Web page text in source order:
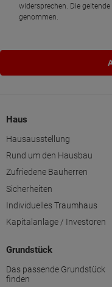
widersprechen. Die geltende
genommen.
Haus
Hausausstellung
Rund um den Hausbau
Zufriedene Bauherren
Sicherheiten
Individuelles Traumhaus
Kapitalanlage / Investoren
Grundstück
Das passende Grundstück
finden